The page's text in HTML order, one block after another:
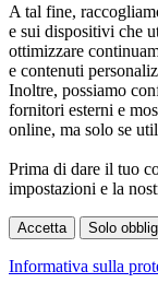
A tal fine,
e sui dispositivi che
ottimizzare
e contenuti
Inoltre, possiamo
fornitori esterni e
online, ma solo se
Prima di dare il tuo
impostazioni e la
Accetta Solo
Informativa sulla